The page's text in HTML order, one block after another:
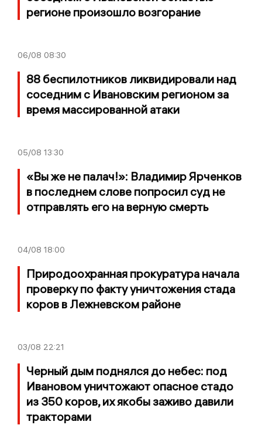
регионе произошло возгорание
06/08 08:30
88 беспилотников ликвидировали над
соседним с Ивановским регионом за
время массированной атаки
05/08 13:30
«Вы же не палач!»: Владимир Ярченков
в последнем слове попросил суд не
отправлять его на верную смерть
04/08 18:00
Природоохранная прокуратура начала
проверку по факту уничтожения стада
коров в Лежневском районе
03/08 22:21
Черный дым поднялся до небес: под
Ивановом уничтожают опасное стадо
из 350 коров, их якобы заживо давили
тракторами